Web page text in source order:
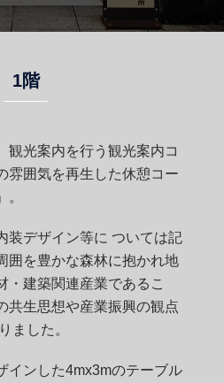
1階
観光案内を行う観光案内コ
雰囲気を再生した休憩コー
装デザイン等に ついては記
囲を豊かな森林に抱かれ地
・建築関連産業であるこ
共生思想や産業振興の観点
ました。
インした4mx3mのテーブル